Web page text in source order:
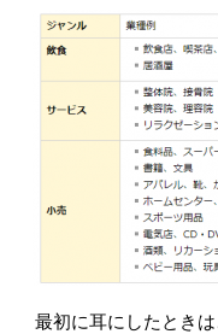
最初に耳にしたとき